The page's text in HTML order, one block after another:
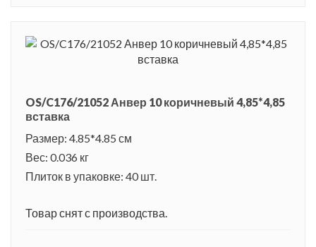
OS/C176/21052 Анвер 10 коричневый 4,85*4,85
вставка
Размер: 4.85*4.85 см
Вес: 0.036 кг
Плиток в упаковке: 40 шт.
Товар снят с производства.